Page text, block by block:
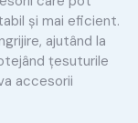
și mai eficient.
ajutând la
țesuturile
accesorii